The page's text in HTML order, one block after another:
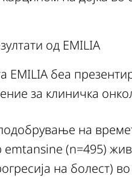
од EMILIA
EMILIA беа
за клиничка
на
(n=495)
на болест)